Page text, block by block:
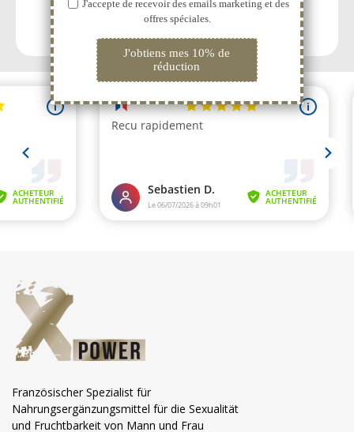
Beratung und Service
Französischer Spezialist für
Nahrungsergänzungsmittel für die Sexualität
und Fruchtbarkeit von Mann und Frau